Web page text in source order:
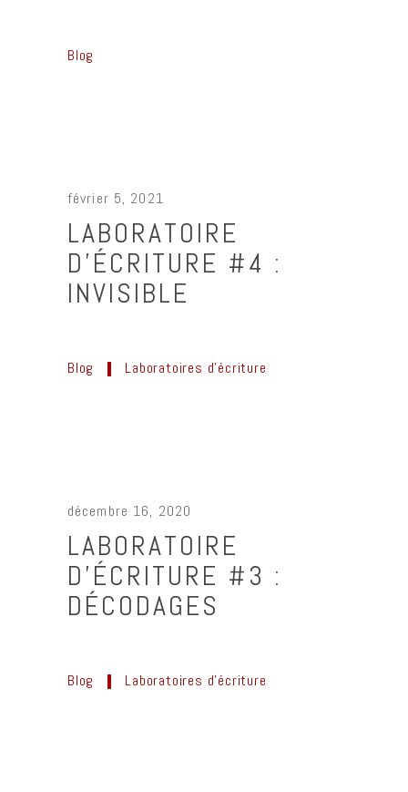
Blog
février 5, 2021
LABORATOIRE
D’ÉCRITURE #4 :
INVISIBLE
Blog Laboratoires d'écriture
décembre 16, 2020
LABORATOIRE
D’ÉCRITURE #3 :
DÉCODAGES
Blog Laboratoires d'écriture